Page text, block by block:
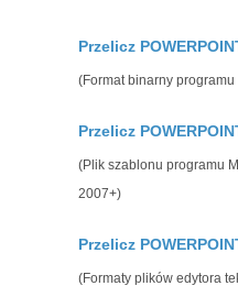
Przelicz
(Format binarny
Przelicz
(Plik szablonu programu
2007+)
Przelicz
(Formaty plików edytora